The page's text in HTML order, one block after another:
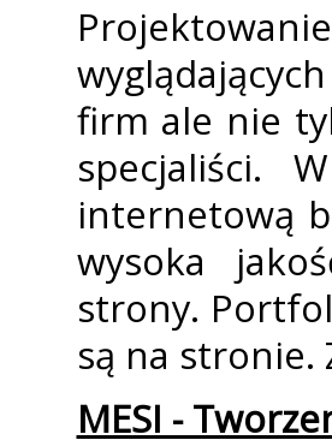
firm ale nie
specjaliści.
internetową
wysoka
strony.
są na stronie.
MESI -